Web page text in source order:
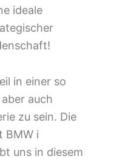
ideale
in einer so
auch
zu sein. Die
BMW i
uns in diesem